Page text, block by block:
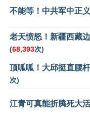
不能等！中共军中正
老天愤怒！新疆西藏
(68,393次)
顶呱呱！大邱挺直腰
次)
江青可真能折腾死大